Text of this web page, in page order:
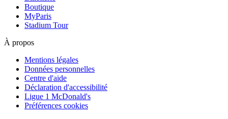
Boutique
MyParis
Stadium Tour
À propos
Mentions légales
Données personnelles
Centre d'aide
Déclaration d'accessibilité
Ligue 1 McDonald's
Préférences cookies